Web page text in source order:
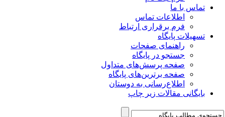
تماس با ما
اطلاعات تماس
فرم برقراری ارتباط
تسهیلات پایگاه
راهنمای صفحات
جستجو در پایگاه
صفحه پرسش‌های متداول
صفحه برترین‌های پایگاه
اطلاع‌رسانی به دوستان
بایگانی مقالات زیر چاپ